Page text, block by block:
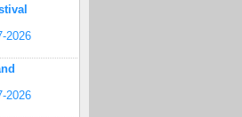
2026
2026